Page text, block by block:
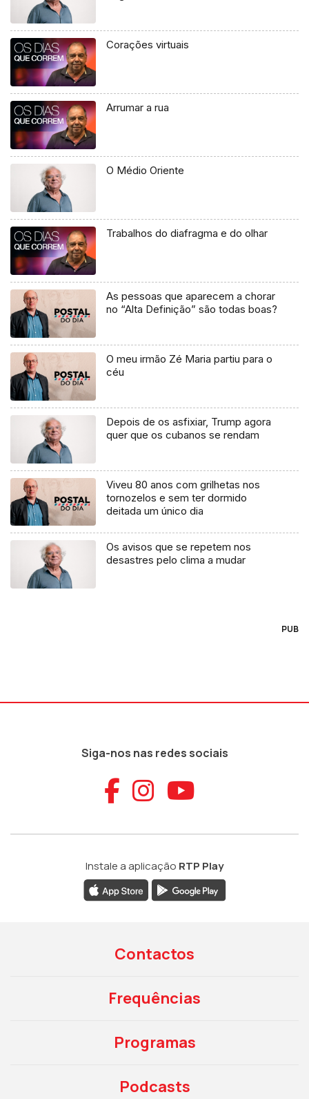
Corações virtuais
Arrumar a rua
O Médio Oriente
Trabalhos do diafragma e do olhar
As pessoas que aparecem a chorar
no “Alta Definição” são todas boas?
O meu irmão Zé Maria partiu para o
céu
Depois de os asfixiar, Trump agora
quer que os cubanos se rendam
Viveu 80 anos com grilhetas nos
tornozelos e sem ter dormido
deitada um único dia
Os avisos que se repetem nos
desastres pelo clima a mudar
PUB
Siga-nos nas redes sociais
Aceder ao
Aceder ao
Aceder
Instale a aplicação RTP Play
Contactos
Frequências
Programas
Podcasts